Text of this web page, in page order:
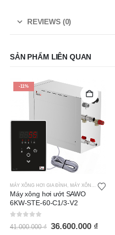
REVIEWS (0)
SẢN PHẨM LIÊN QUAN
-11%
MÁY XÔNG HƠI GIA ĐÌNH , MÁY XÔNG HƠI ƯỚT SAWO
Máy xông hơi ướt SAWO
6KW-STE-60-C1/3-V2
41.000.000₫ 36.600.000 ₫